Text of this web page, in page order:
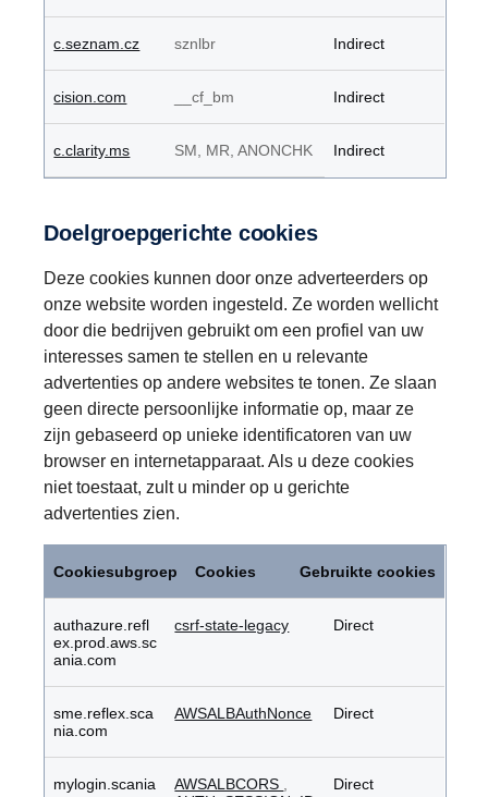
c.seznam.cz sznlbr Indirect
cision.com __cf_bm Indirect
c.clarity.ms SM, MR, ANONCHK Indirect
Doelgroepgerichte cookies
Deze cookies kunnen door onze adverteerders op
onze website worden ingesteld. Ze worden wellicht
door die bedrijven gebruikt om een profiel van uw
interesses samen te stellen en u relevante
advertenties op andere websites te tonen. Ze slaan
geen directe persoonlijke informatie op, maar ze
zijn gebaseerd op unieke identificatoren van uw
browser en internetapparaat. Als u deze cookies
niet toestaat, zult u minder op u gerichte
advertenties zien.
Cookiesubgroep Cookies Gebruikte cookies
authazure.refl
ex.prod.aws.sc
ania.com
csrf-state-legacy Direct
sme.reflex.sca
nia.com
AWSALBAuthNonce Direct
mylogin.scania
AWSALBCORS Direct